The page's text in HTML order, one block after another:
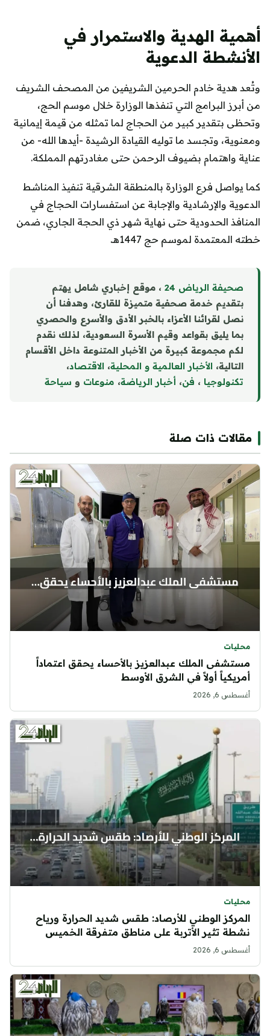
أهمية الهدية والاستمرار في
الأنشطة الدعوية
وتُعد هدية خادم الحرمين الشريفين من المصحف الشريف
من أبرز البرامج التي تنفذها الوزارة خلال موسم الحج،
وتحظى بتقدير كبير من الحجاج لما تمثله من قيمة إيمانية
ومعنوية، وتجسد ما توليه القيادة الرشيدة -أيدها الله- من
عناية واهتمام بضيوف الرحمن حتى مغادرتهم المملكة.
كما يواصل فرع الوزارة بالمنطقة الشرقية تنفيذ المناشط
الدعوية والإرشادية والإجابة عن استفسارات الحجاج في
المنافذ الحدودية حتى نهاية شهر ذي الحجة الجاري، ضمن
خطته المعتمدة لموسم حج 1447هـ.
صحيفة الرياض 24
، موقع إخباري شامل يهتم
بتقديم خدمة صحفية متميزة للقارئ، وهدفنا أن
نصل لقرائنا الأعزاء بالخبر الأدق والأسرع والحصري
بما يليق بقواعد وقيم الأسرة السعودية، لذلك نقدم
لكم مجموعة كبيرة من الأخبار المتنوعة داخل الأقسام
التالية، الأخبار العالمية و المحلية، الاقتصاد،
تكنولوجيا ، فن، أخبار الرياضة، منوعات و سياحة
مقالات ذات صلة
محليات
مستشفى الملك عبدالعزيز بالأحساء يحقق اعتماداً
أمريكياً أولاً في الشرق الأوسط
أغسطس 6, 2026
محليات
المركز الوطني للأرصاد: طقس شديد الحرارة ورياح
نشطة تثير الأتربة على مناطق متفرقة الخميس
أغسطس 6, 2026